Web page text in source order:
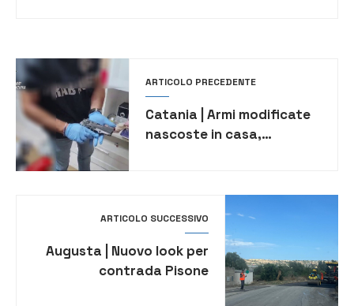
ARTICOLO PRECEDENTE
Catania | Armi modificate
nascoste in casa,
ARTICOLO SUCCESSIVO
Augusta | Nuovo look per
contrada Pisone